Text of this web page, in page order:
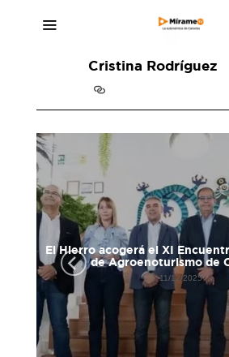
Cristina Rodríguez
El Hierro acogerá el XI
de Agroenoturismo de
11/12/2025